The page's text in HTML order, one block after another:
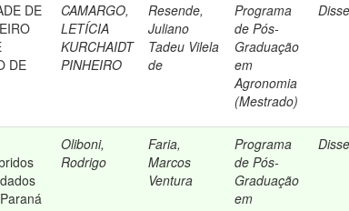
DE
DE
CAMARGO,
LETÍCIA
KURCHAIDT
PINHEIRO
Resende,
Juliano
Tadeu Vilela
de
Programa
de Pós-
Graduação
em
Agronomia
(Mestrado)
Oliboni,
Rodrigo
Faria,
Marcos
Ventura
Programa
de Pós-
Graduação
em